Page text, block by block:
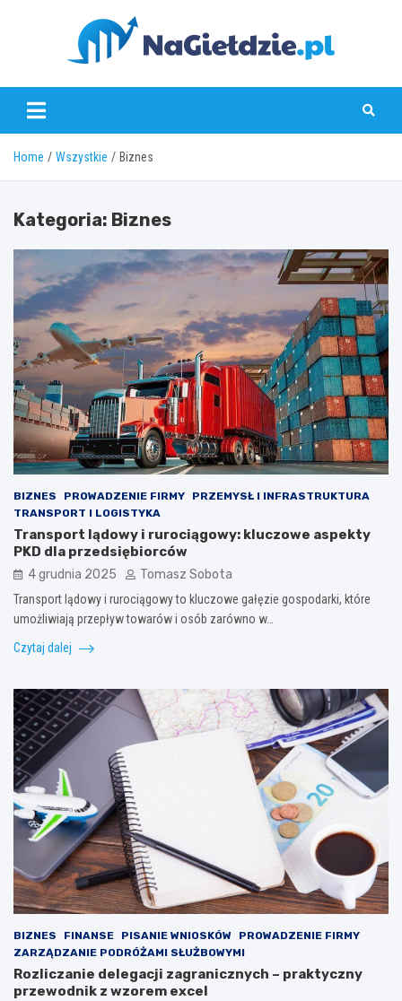
nagieldzie.pl
Home Wszystkie Biznes
Kategoria: Biznes
BIZNES PROWADZENIE FIRMY
PRZEMYSŁ I INFRASTRUKTURA
TRANSPORT I LOGISTYKA
Transport lądowy i rurociągowy: kluczowe aspekty
PKD dla przedsiębiorców
4 grudnia 2025 Tomasz Sobota
Transport lądowy i rurociągowy to kluczowe gałęzie gospodarki, które
umożliwiają przepływ towarów i osób zarówno w…
Czytaj dalej
BIZNES FINANSE PISANIE WNIOSKÓW
PROWADZENIE FIRMY
ZARZĄDZANIE PODRÓŻAMI SŁUŻBOWYMI
Rozliczanie delegacji zagranicznych – praktyczny
przewodnik z wzorem excel